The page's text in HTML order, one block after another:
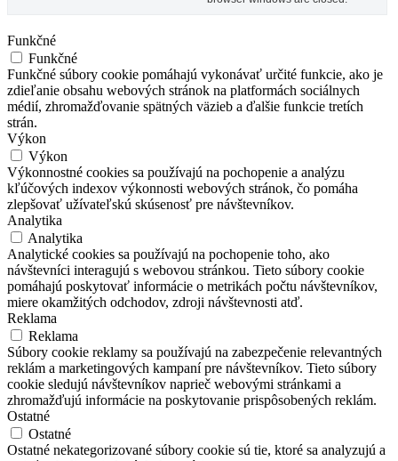
Funkčné
Funkčné
Funkčné súbory cookie pomáhajú vykonávať určité funkcie, ako je
zdieľanie obsahu webových stránok na platformách sociálnych
médií, zhromažďovanie spätných väzieb a ďalšie funkcie tretích
strán.
Výkon
Výkon
Výkonnostné cookies sa používajú na pochopenie a analýzu
kľúčových indexov výkonnosti webových stránok, čo pomáha
zlepšovať užívateľskú skúsenosť pre návštevníkov.
Analytika
Analytika
Analytické cookies sa používajú na pochopenie toho, ako
návštevníci interagujú s webovou stránkou. Tieto súbory cookie
pomáhajú poskytovať informácie o metrikách počtu návštevníkov,
miere okamžitých odchodov, zdroji návštevnosti atď.
Reklama
Reklama
Súbory cookie reklamy sa používajú na zabezpečenie relevantných
reklám a marketingových kampaní pre návštevníkov. Tieto súbory
cookie sledujú návštevníkov naprieč webovými stránkami a
zhromažďujú informácie na poskytovanie prispôsobených reklám.
Ostatné
Ostatné
Ostatné nekategorizované súbory cookie sú tie, ktoré sa analyzujú a